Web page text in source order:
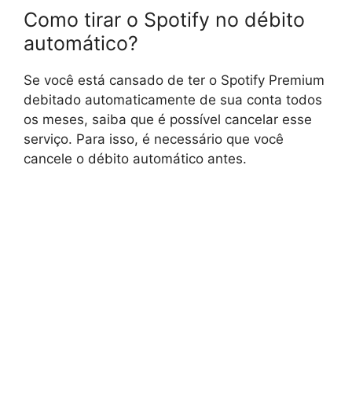
Como tirar o Spotify no débito
automático?
Se você está cansado de ter o Spotify Premium
debitado automaticamente de sua conta todos
os meses, saiba que é possível cancelar esse
serviço. Para isso, é necessário que você
cancele o débito automático antes.